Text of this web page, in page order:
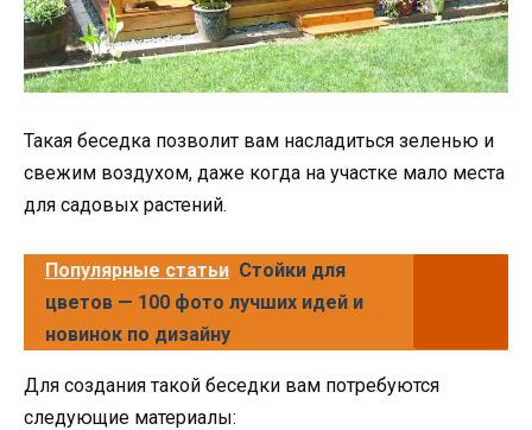
Такая беседка позволит вам насладиться зеленью и
свежим воздухом, даже когда на участке мало места
для садовых растений.
Популярные статьи Стойки для
цветов — 100 фото лучших идей и
новинок по дизайну
Для создания такой беседки вам потребуются
следующие материалы: